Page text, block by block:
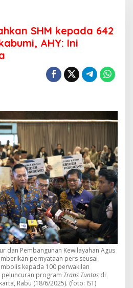
SHM kepada 642
AHY: Ini
dan Pembangunan Kewilayahan Agus
pernyataan pers seusai
kepada 100 perwakilan
program Trans Tuntas di
Rabu (18/6/2025). (foto: IST)